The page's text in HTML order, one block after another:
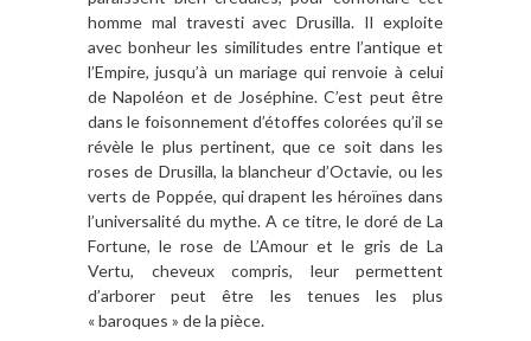
homme mal travesti avec Drusilla. Il exploite
avec bonheur les similitudes entre l’antique et
l’Empire, jusqu’à un mariage qui renvoie à celui
de Napoléon et de Joséphine. C’est peut être
dans le foisonnement d’étoffes colorées qu’il se
révèle le plus pertinent, que ce soit dans les
roses de Drusilla, la blancheur d’Octavie, ou les
verts de Poppée, qui drapent les héroïnes dans
l’universalité du mythe. A ce titre, le doré de La
Fortune, le rose de L’Amour et le gris de La
Vertu, cheveux compris, leur permettent
d’arborer peut être les tenues les plus
« baroques » de la pièce.